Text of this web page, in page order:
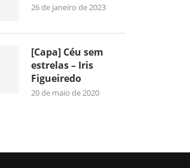
26 de janeiro de 2023
[Capa] Céu sem
estrelas – Iris
Figueiredo
20 de maio de 2020